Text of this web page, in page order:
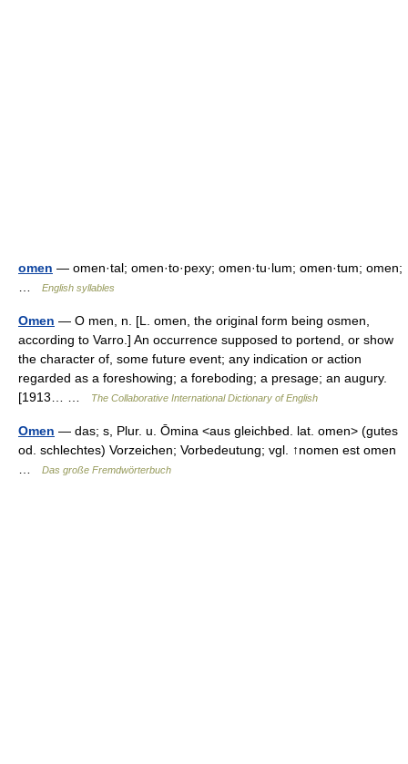
omen — omen·tal; omen·to·pexy; omen·tu·lum; omen·tum; omen;
English syllables
Omen — O men, n. [L. omen, the original form being osmen,
according to Varro.] An occurrence supposed to portend, or show
the character of, some future event; any indication or action
regarded as a foreshowing; a foreboding; a presage; an augury.
[1913… …
The Collaborative International Dictionary of English
Omen — das; s, Plur. u. Ōmina <aus gleichbed. lat. omen> (gutes
od. schlechtes) Vorzeichen; Vorbedeutung; vgl. ↑nomen est omen
Das große Fremdwörterbuch